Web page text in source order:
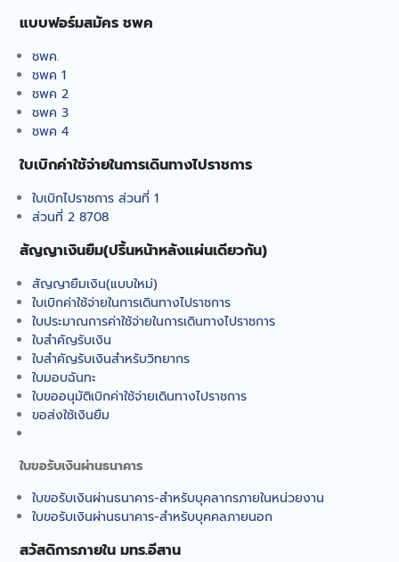
แบบฟอร์มสมัคร ชพค
ชพค.
ชพค 1
ชพค 2
ชพค 3
ชพค 4
ใบเบิกค่าใช้จ่ายในการเดินทางไปราชการ
ใบเบิกไปราชการ ส่วนที่ 1
ส่วนที่ 2 8708
สัญญาเงินยืม(ปริ้นหน้าหลังแผ่นเดียวกัน)
สัญญายืมเงิน(แบบใหม่)
ใบเบิกค่าใช้จ่ายในการเดินทางไปราชการ
ใบประมาณการค่าใช้จ่ายในการเดินทางไปราชการ
ใบสำคัญรับเงิน
ใบสำคัญรับเงินสำหรับวิทยากร
ใบมอบฉันทะ
ใบขออนุมัติเบิกค่าใช้จ่ายเดินทางไปราชการ
ขอส่งใช้เงินยืม
ใบขอรับเงินผ่านธนาคาร
ใบขอรับเงินผ่านธนาคาร-สำหรับบุคลากรภายในหน่วยงาน
ใบขอรับเงินผ่านธนาคาร-สำหรับบุคคลภายนอก
สวัสดิการภายใน มทร.อีสาน